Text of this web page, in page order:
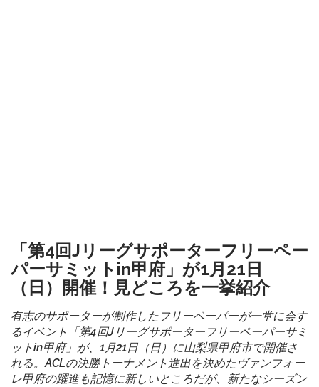
「第4回Jリーグサポーターフリーペー
パーサミットin甲府」が1月21日
（日）開催！見どころを一挙紹介
有志のサポーターが制作したフリーペーパーが一堂に会す
るイベント「第4回Jリーグサポーターフリーペーパーサミ
ットin甲府」が、1月21日（日）に山梨県甲府市で開催さ
れる。ACLの決勝トーナメント進出を決めたヴァンフォー
レ甲府の躍進も記憶に新しいところだが、新たなシーズン